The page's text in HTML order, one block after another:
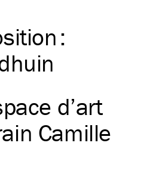
:
d’art
Camille